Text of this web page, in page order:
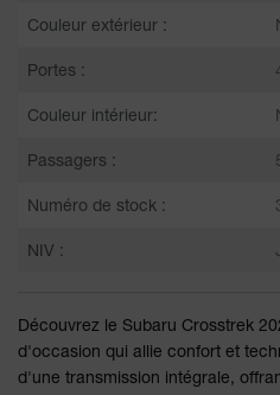
Couleur extérieur :
Portes :
Couleur intérieur:
Passagers :
Numéro de stock :
NIV :
Découvrez le Subaru Crosstrek
d'occasion qui allie confort et
d'une transmission intégrale,